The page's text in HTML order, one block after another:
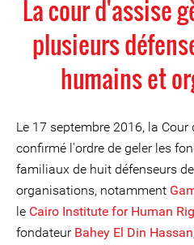
La cour d'assise
plusieurs
humains et
Le 17 septembre 2016, la Cour
confirmé l'ordre de geler les
familiaux de huit défenseurs
organisations, notamment
le Cairo Institute for Human
fondateur Bahey El Din Hassan